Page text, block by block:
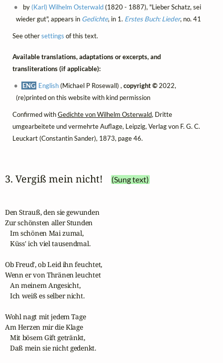
by (Karl) Wilhelm Osterwald(1820 - 1887), "Lieber Schatz, sei
wieder gut", appears in Gedichte, in 1. Erstes Buch: Lieder, no. 41
See othersettings of this text.
Available translations, adaptations or excerpts, and
transliterations (if applicable):
ENG English(Michael P Rosewall) ,copyright © 2022,
(re)printed on this website with kind permission
Confirmed withGedichte von Wilhelm Osterwald, Dritte
umgearbeitete und vermehrte Auflage, Leipzig, Verlag von F. G. C.
Leuckart (Constantin Sander), 1873, page 46.
3. Vergiß mein nicht! (Sung text)
Den Strauß, den sie gewunden
Zur schönsten aller Stunden
   Im schönen Mai zumal,
   Küss' ich viel tausendmal.
Ob Freud', ob Leid ihn feuchtet,
Wenn er von Thränen leuchtet
   An meinem Angesicht,
   Ich weiß es selber nicht.
Wohl nagt mit jedem Tage
Am Herzen mir die Klage
   Mit bösem Gift getränkt,
   Daß mein sie nicht gedenkt.